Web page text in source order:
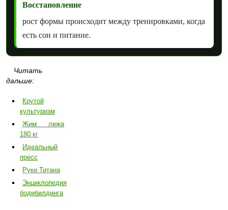
Восстановление
рост формы происходит между тренировками, когда
есть сон и питание.
Читать
дальше:
Крутой
культуризм
Жим лежа
180 кг
Идеальный
пресс
Руки Титана
Энциклопедия
бодибилдинга